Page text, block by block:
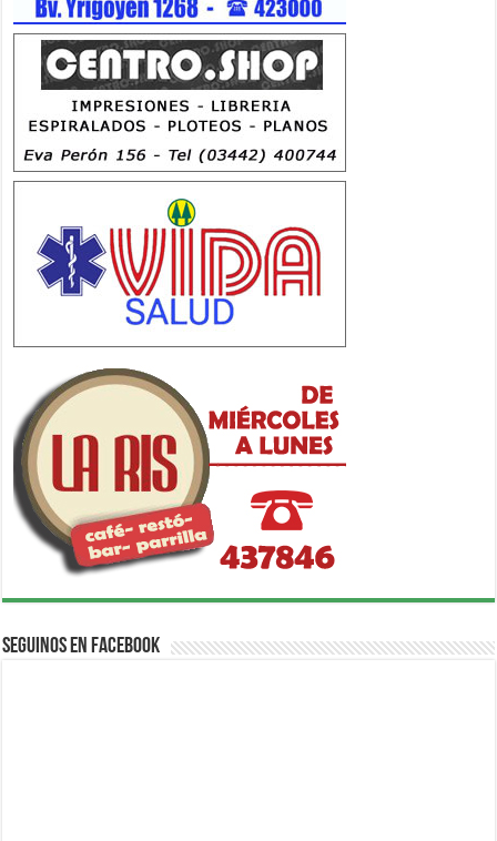
Seguinos en Facebook